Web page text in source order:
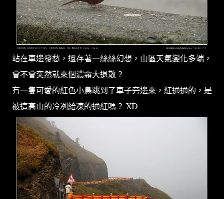
站在車邊發愁，還存著一絲絲幻想，山區天氣變化多端，
會不會突然就來個濃霧大退散？
有一隻可愛的紅色小鳥跳到了車子旁邊來，紅通通的，是
被這高山的冷冽給凍的通紅嗎？ XD